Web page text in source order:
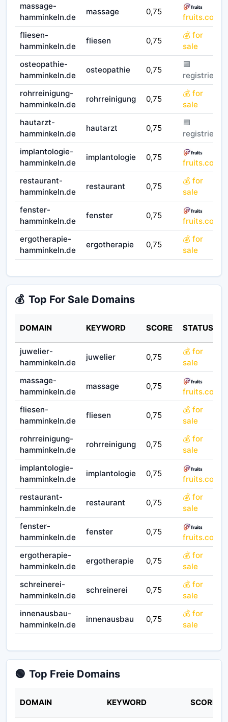
massage-
hamminkeln.de
massage 0,75
fruits.co
fliesen-
hamminkeln.de
fliesen 0,75
💰 for
sale
osteopathie-
hamminkeln.de
osteopathie 0,75
🟪
registriert
rohrreinigung-
hamminkeln.de
rohrreinigung 0,75
💰 for
sale
hautarzt-
hamminkeln.de
hautarzt 0,75
🟪
registriert
implantologie-
hamminkeln.de
implantologie 0,75
fruits.co
restaurant-
hamminkeln.de
restaurant 0,75
💰 for
sale
fenster-
hamminkeln.de
fenster 0,75
fruits.co
ergotherapie-
hamminkeln.de
ergotherapie 0,75
💰 for
sale
💰 Top For Sale Domains
DOMAIN KEYWORD SCORE STATUS
juwelier-
hamminkeln.de
juwelier 0,75
💰 for
sale
massage-
hamminkeln.de
massage 0,75
fruits.co
fliesen-
hamminkeln.de
fliesen 0,75
💰 for
sale
rohrreinigung-
hamminkeln.de
rohrreinigung 0,75
💰 for
sale
implantologie-
hamminkeln.de
implantologie 0,75
fruits.co
restaurant-
hamminkeln.de
restaurant 0,75
💰 for
sale
fenster-
hamminkeln.de
fenster 0,75
fruits.co
ergotherapie-
hamminkeln.de
ergotherapie 0,75
💰 for
sale
schreinerei-
hamminkeln.de
schreinerei 0,75
💰 for
sale
innenausbau-
hamminkeln.de
innenausbau 0,75
💰 for
sale
🟢 Top Freie Domains
DOMAIN KEYWORD SCORE